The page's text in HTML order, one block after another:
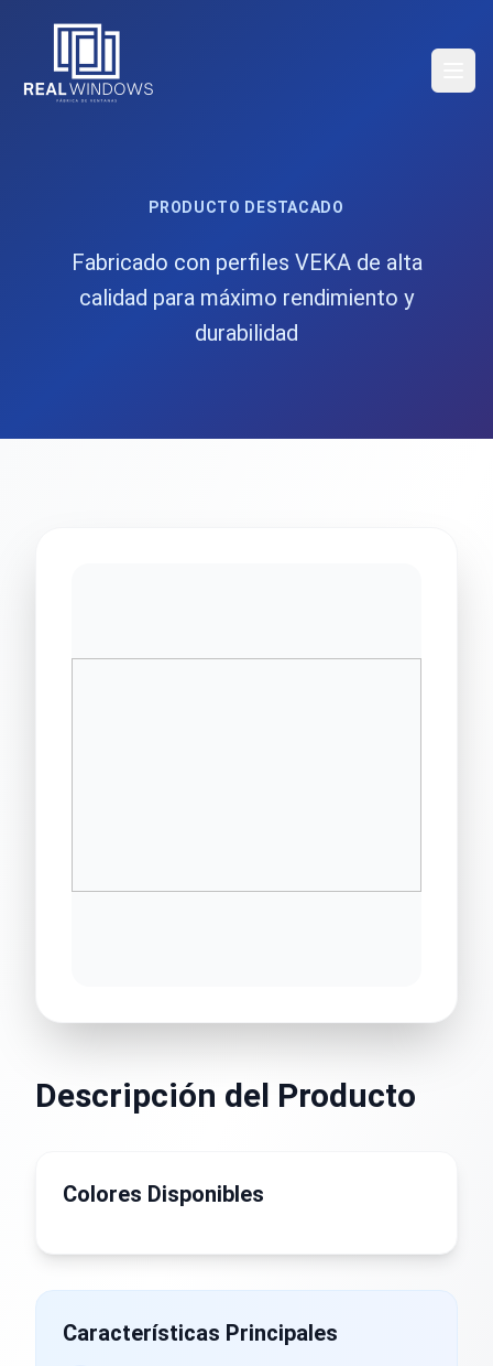
PRODUCTO DESTACADO
Fabricado con perfiles VEKA de alta
calidad para máximo rendimiento y
durabilidad
Descripción del Producto
Colores Disponibles
Características Principales